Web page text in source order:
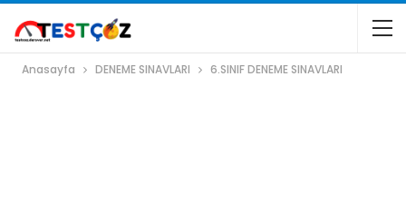
Anasayfa DENEME SINAVLARI 6.SINIF DENEME SINAVLARI